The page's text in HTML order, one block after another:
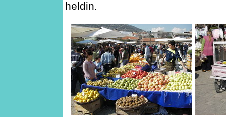
heldin.